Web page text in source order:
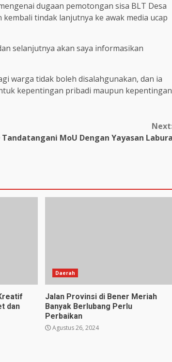
dugaan pemotongan sisa BLT Desa
tindak lanjutnya ke awak media ucap
selanjutnya akan saya informasikan
warga tidak boleh disalahgunakan, dan ia
kepentingan pribadi maupun kepentingan
Tandatangani MoU Dengan Yayasan
dan
Daerah
Jalan Provinsi di Bener Meriah
Banyak Berlubang Perlu
Perbaikan
Agustus 26, 2024